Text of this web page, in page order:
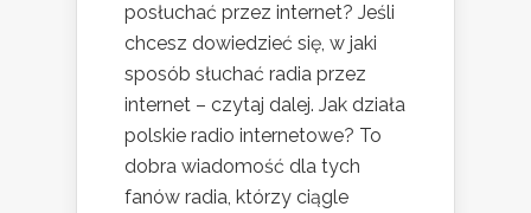
posłuchać przez internet? Jeśli
chcesz dowiedzieć się, w jaki
sposób słuchać radia przez
internet – czytaj dalej. Jak działa
polskie radio internetowe? To
dobra wiadomość dla tych
fanów radia, którzy ciągle